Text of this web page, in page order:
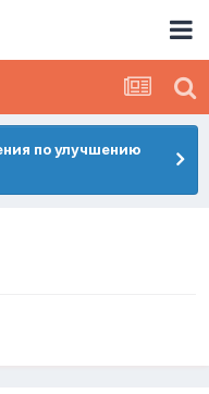
по улучшению